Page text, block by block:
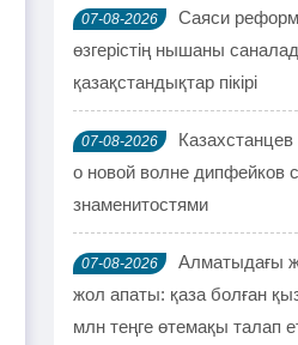
07-08-2026
Саяси
өзгерістің нышаны
қазақстандықтар пікірі
07-08-2026
о новой волне дипфейков
знаменитостями
07-08-2026
Алматыдағы
жол апаты: қаза болған
млн теңге өтемақы талап